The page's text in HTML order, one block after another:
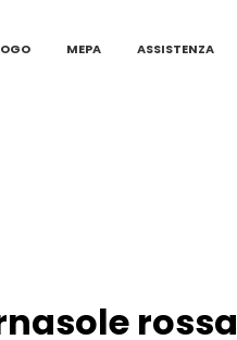
MEPA ASSISTENZA
rossa